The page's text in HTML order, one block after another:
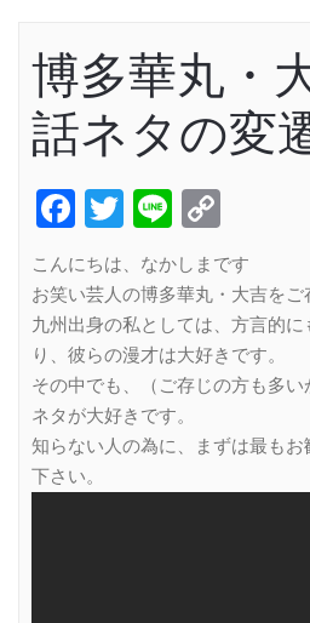
博多華丸・
話ネタの変
Facebook
Twitter
Line
Link
こんにちは、なかしまです
お笑い芸人の博多華丸・大吉をご
九州出身の私としては、方言的
り、彼らの漫才は大好きです。
その中でも、（ご存じの方も多
ネタが大好きです。
知らない人の為に、まずは最も
下さい。